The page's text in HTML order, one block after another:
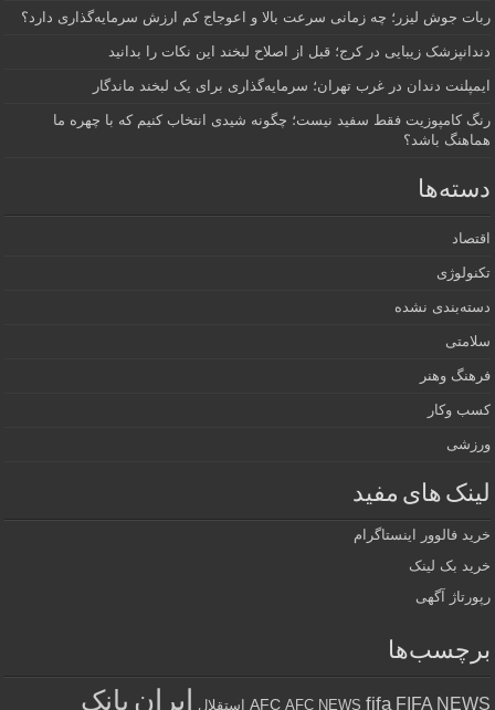
ربات جوش لیزر؛ چه زمانی سرعت بالا و اعوجاج کم ارزش سرمایه‌گذاری دارد؟
دندانپزشک زیبایی در کرج؛ قبل از اصلاح لبخند این نکات را بدانید
ایمپلنت دندان در غرب تهران؛ سرمایه‌گذاری برای یک لبخند ماندگار
رنگ کامپوزیت فقط سفید نیست؛ چگونه شیدی انتخاب کنیم که با چهره ما
هماهنگ باشد؟
دسته‌ها
اقتصاد
تکنولوژی
دسته‌بندی نشده
سلامتی
فرهنگ وهنر
کسب وکار
ورزشی
لینک های مفید
خرید فالوور اینستاگرام
خرید بک لینک
رپورتاژ آگهی
برچسب‌ها
AFC AFC NEWS fifa FIFA NEWS استقلال ایران بانک